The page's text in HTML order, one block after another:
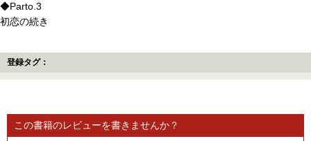
◆Parto.3
初恋の続き
登録タグ：
この書籍のレビューを書きませんか？